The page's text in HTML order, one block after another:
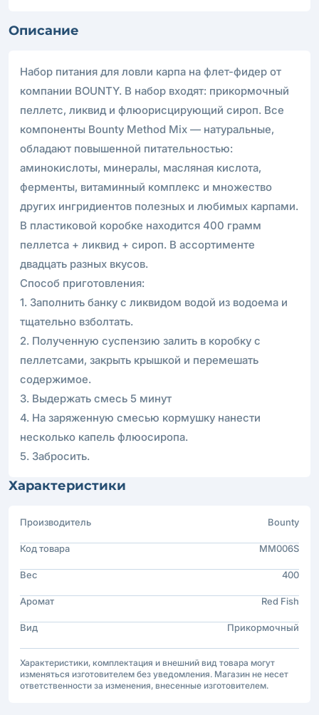
Описание
Набор питания для ловли карпа на флет-фидер от
компании BOUNTY. В набор входят: прикормочный
пеллетс, ликвид и флюорисцирующий сироп. Все
компоненты Bounty Method Mix — натуральные,
обладают повышенной питательностью:
аминокислоты, минералы, масляная кислота,
ферменты, витаминный комплекс и множество
других ингридиентов полезных и любимых карпами.
В пластиковой коробке находится 400 грамм
пеллетса + ликвид + сироп. В ассортименте
двадцать разных вкусов.
Способ приготовления:
1. Заполнить банку с ликвидом водой из водоема и
тщательно взболтать.
2. Полученную суспензию залить в коробку с
пеллетсами, закрыть крышкой и перемешать
содержимое.
3. Выдержать смесь 5 минут
4. На заряженную смесью кормушку нанести
несколько капель флюосиропа.
5. Забросить.
Характеристики
Производитель Bounty
Код товара MM006S
Вес 400
Аромат Red Fish
Вид Прикормочный
Характеристики, комплектация и внешний вид товара могут
изменяться изготовителем без уведомления. Магазин не несет
ответственности за изменения, внесенные изготовителем.